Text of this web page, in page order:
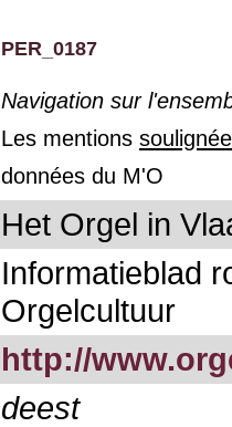
PER_0187
Navigation sur
Les mentions
données du M'O
Het Orgel in
Informatieblad
Orgelcultuur
http://
deest